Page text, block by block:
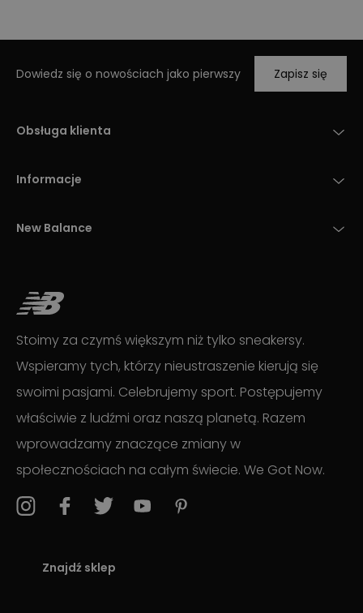
Dowiedz się o nowościach jako pierwszy Zapisz się
Obsługa klienta
Informacje
New Balance
Stoimy za czymś większym niż tylko sneakersy.
Wspieramy tych, którzy nieustraszenie kierują się
swoimi pasjami. Celebrujemy sport. Postępujemy
właściwie z ludźmi oraz naszą planetą. Razem
wprowadzamy znaczące zmiany w
społecznościach na całym świecie. We Got Now.
Znajdź sklep